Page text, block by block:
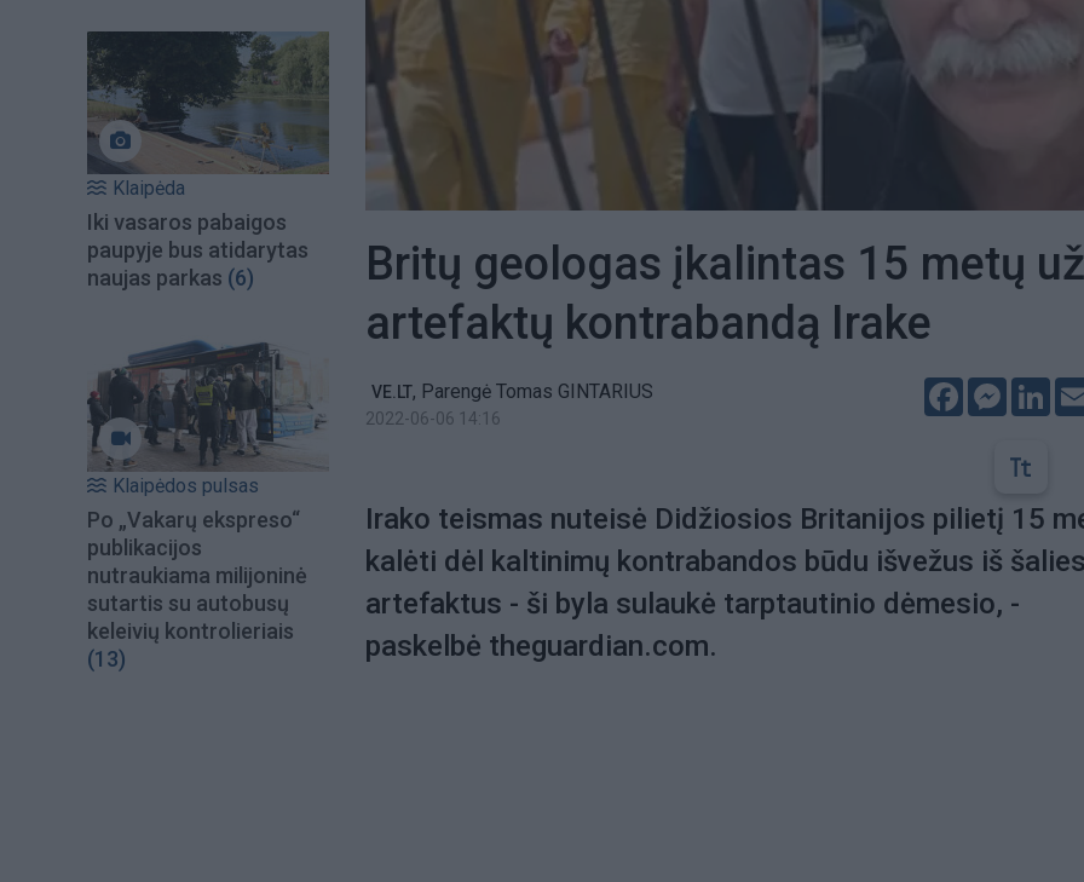
Klaipėda
Iki vasaros pabaigos
paupyje bus atidarytas
naujas parkas (6)
Klaipėdos pulsas
Po „Vakarų ekspreso“
publikacijos
nutraukiama milijoninė
sutartis su autobusų
keleivių kontrolieriais
(13)
Britų geologas įkalintas 15 metų už
artefaktų kontrabandą Irake
VE.LT, Parengė Tomas GINTARIUS
2022-06-06 14:16
Facebook
Irako teismas nuteisė Didžiosios Britanijos pilietį 15
kalėti dėl kaltinimų kontrabandos būdu išvežus iš
artefaktus - ši byla sulaukė tarptautinio dėmesio, -
paskelbė theguardian.com.